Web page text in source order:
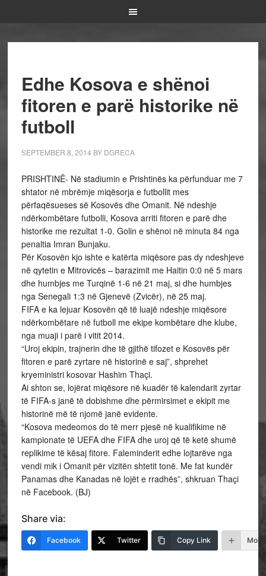
Edhe Kosova e shënoi
fitoren e parë historike në
futboll
SEPTEMBER 8, 2014 BY DGRECA
PRISHTINË- Në stadiumin e Prishtinës ka përfunduar me 7
shtator në mbrëmje miqësorja e futbollit mes
përfaqësueses së Kosovës dhe Omanit. Në ndeshje
ndërkombëtare futbolli, Kosova arriti fitoren e parë dhe
historike me rezultat 1-0. Golin e shënoi në minuta 84 nga
penaltia Imran Bunjaku.
Për Kosovën kjo ishte e katërta miqësore pas dy ndeshjeve
në qytetin e Mitrovicës – barazimit me Haitin 0:0 në 5 mars
dhe humbjes me Turqinë 1-6 në 21 maj, si dhe humbjes
nga Senegali 1:3 në Gjenevë (Zvicër), në 25 maj.
FIFA e ka lejuar Kosovën që të luajë ndeshje miqësore
ndërkombëtare në futboll me ekipe kombëtare dhe klube,
nga muaji i parë i vitit 2014.
“Uroj ekipin, trajnerin dhe të gjithë tifozet e Kosovës për
fitoren e parë zyrtare në historinë e saj”, shprehet
kryeministri kosovar Hashim Thaçi.
Ai shton se, lojërat miqësore në kuadër të kalendarit zyrtar
të FIFA-s janë të dobishme dhe përmirsimet e ekipit me
historinë më të njomë janë evidente.
“Kosova medeomos do të merr pjesë në kualifikime në
kampionate të UEFA dhe FIFA dhe uroj që të ketë shumë
replikime të kësaj fitore. Faleminderit edhe lojtarëve nga
vendi mik i Omanit për vizitën shtetit tonë. Me fat kundër
Panamas dhe Kanadas në lojët e rradhës”, shkruan Thaçi
në Facebook. (BJ)
Share via:
Facebook Twitter Copy Link More